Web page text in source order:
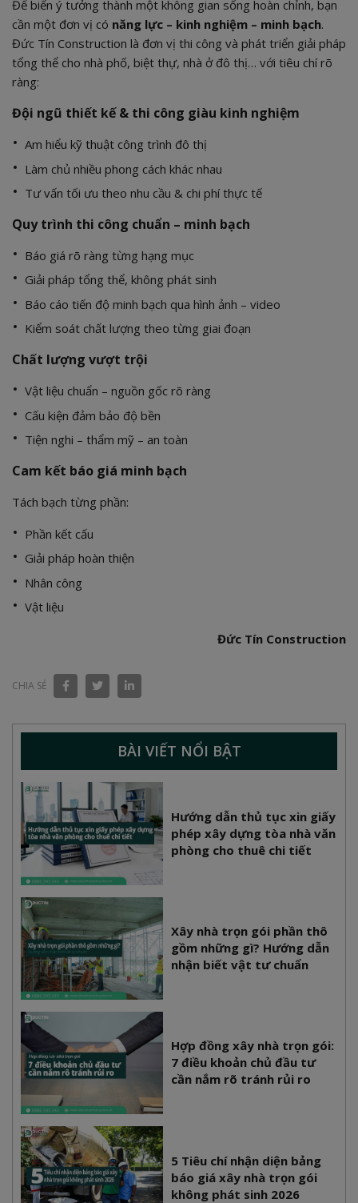
Để biến ý tưởng thành một không gian sống hoàn chỉnh, bạn
cần một đơn vị có năng lực – kinh nghiệm – minh bạch.
Đức Tín Construction là đơn vị thi công và phát triển giải pháp
tổng thể cho nhà phố, biệt thự, nhà ở đô thị… với tiêu chí rõ
ràng:
Đội ngũ thiết kế & thi công giàu kinh nghiệm
Am hiểu kỹ thuật công trình đô thị
Làm chủ nhiều phong cách khác nhau
Tư vấn tối ưu theo nhu cầu & chi phí thực tế
Quy trình thi công chuẩn – minh bạch
Báo giá rõ ràng từng hạng mục
Giải pháp tổng thể, không phát sinh
Báo cáo tiến độ minh bạch qua hình ảnh – video
Kiểm soát chất lượng theo từng giai đoạn
Chất lượng vượt trội
Vật liệu chuẩn – nguồn gốc rõ ràng
Cấu kiện đảm bảo độ bền
Tiện nghi – thẩm mỹ – an toàn
Cam kết báo giá minh bạch
Tách bạch từng phần:
Phần kết cấu
Giải pháp hoàn thiện
Nhân công
Vật liệu
Đức Tín Construction
CHIA SẺ
BÀI VIẾT NỔI BẬT
Hướng dẫn thủ tục xin giấy
phép xây dựng tòa nhà văn
phòng cho thuê chi tiết
Xây nhà trọn gói phần thô
gồm những gì? Hướng dẫn
nhận biết vật tư chuẩn
Hợp đồng xây nhà trọn gói:
7 điều khoản chủ đầu tư
cần nắm rõ tránh rủi ro
5 Tiêu chí nhận diện bảng
báo giá xây nhà trọn gói
không phát sinh 2026